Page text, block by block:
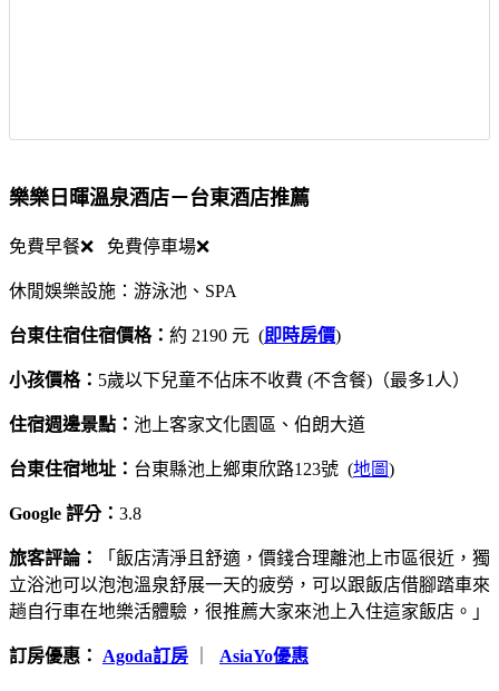
樂樂日暉溫泉酒店－台東酒店推薦
免費早餐❌ 免費停車場❌
休閒娛樂設施：游泳池、SPA
台東住宿住宿價格： 約 2190 元 (即時房價)
小孩價格： 5歲以下兒童不佔床不收費 (不含餐)（最多1人）
住宿週邊景點： 池上客家文化園區、伯朗大道
台東住宿地址： 台東縣池上鄉東欣路123號 (地圖)
Google 評分： 3.8
旅客評論：
「飯店清淨且舒適，價錢合理離池上市區很近，獨
立浴池可以泡泡溫泉舒展一天的疲勞，可以跟飯店借腳踏車來
趟自行車在地樂活體驗，很推薦大家來池上入住這家飯店。」
訂房優惠： Agoda訂房 AsiaYo優惠